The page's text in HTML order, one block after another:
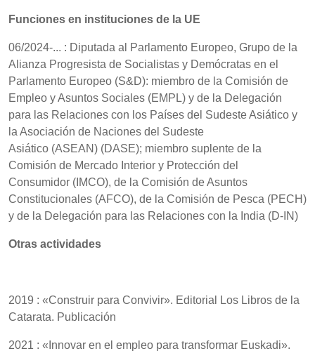
Funciones en instituciones de la UE
06/2024-... : Diputada al Parlamento Europeo, Grupo de la
Alianza Progresista de Socialistas y Demócratas en el
Parlamento Europeo (S&D): miembro de la Comisión de
Empleo y Asuntos Sociales (EMPL) y de la Delegación
para las Relaciones con los Países del Sudeste Asiático y
la Asociación de Naciones del Sudeste
Asiático (ASEAN) (DASE); miembro suplente de la
Comisión de Mercado Interior y Protección del
Consumidor (IMCO), de la Comisión de Asuntos
Constitucionales (AFCO), de la Comisión de Pesca (PECH)
y de la Delegación para las Relaciones con la India (D-IN)
Otras actividades
2019 : «Construir para Convivir». Editorial Los Libros de la
Catarata. Publicación
2021 : «Innovar en el empleo para transformar Euskadi».